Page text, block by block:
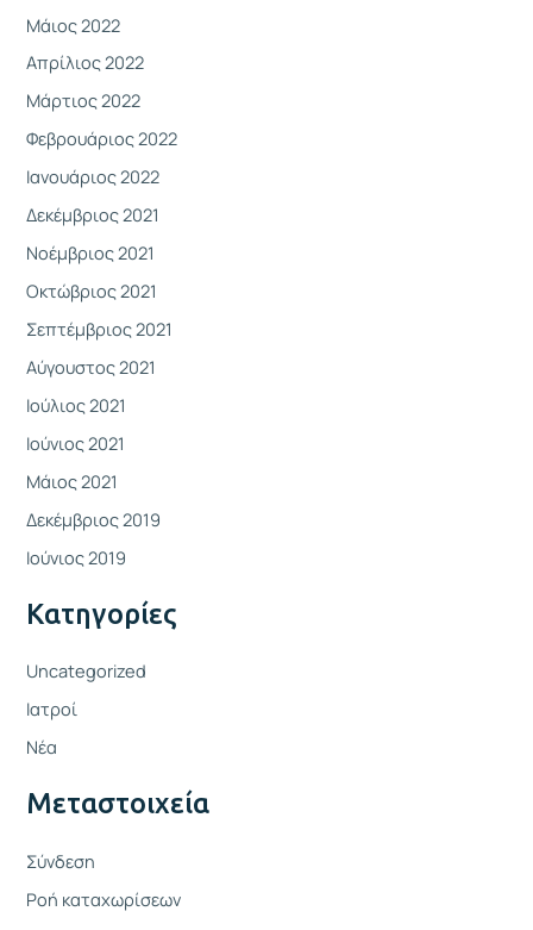
Μάιος 2022
Απρίλιος 2022
Μάρτιος 2022
Φεβρουάριος 2022
Ιανουάριος 2022
Δεκέμβριος 2021
Νοέμβριος 2021
Οκτώβριος 2021
Σεπτέμβριος 2021
Αύγουστος 2021
Ιούλιος 2021
Ιούνιος 2021
Μάιος 2021
Δεκέμβριος 2019
Ιούνιος 2019
Kατηγορίες
Uncategorized
Ιατροί
Νέα
Μεταστοιχεία
Σύνδεση
Ροή καταχωρίσεων